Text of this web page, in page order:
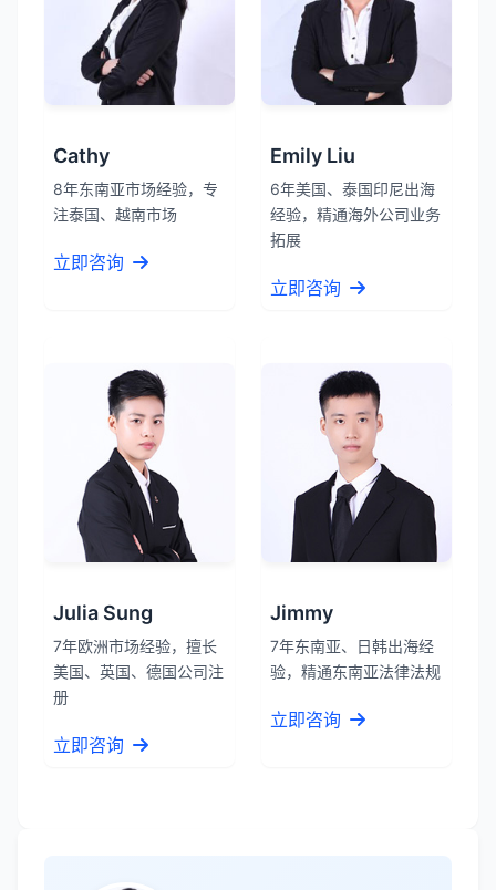
Cathy
8年东南亚市场经验，专
注泰国、越南市场
立即咨询
Emily Liu
6年美国、泰国印尼出海
经验，精通海外公司业务
拓展
立即咨询
Julia Sung
7年欧洲市场经验，擅长
美国、英国、德国公司注
册
立即咨询
Jimmy
7年东南亚、日韩出海经
验，精通东南亚法律法规
立即咨询